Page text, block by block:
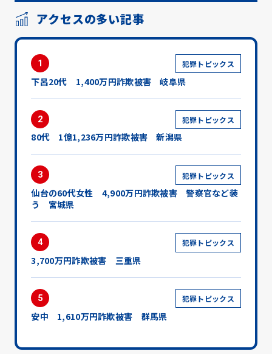
アクセスの多い記事
1 犯罪トピックス
下呂20代 1,400万円詐欺被害 岐阜県
2 犯罪トピックス
80代 1億1,236万円詐欺被害 新潟県
3 犯罪トピックス
仙台の60代女性 4,900万円詐欺被害 警察官など装
う 宮城県
4 犯罪トピックス
3,700万円詐欺被害 三重県
5 犯罪トピックス
安中 1,610万円詐欺被害 群馬県